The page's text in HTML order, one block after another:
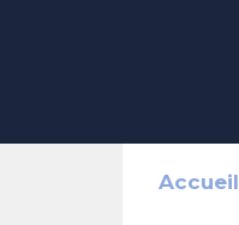
Accueil